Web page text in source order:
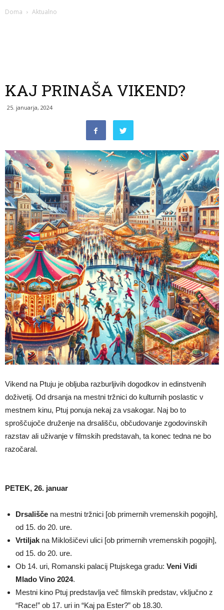
Doma Aktualno
KAJ PRINAŠA VIKEND?
25. januarja, 2024
Vikend na Ptuju je obljuba razburljivih dogodkov in edinstvenih
doživetij. Od drsanja na mestni tržnici do kulturnih poslastic v
mestnem kinu, Ptuj ponuja nekaj za vsakogar. Naj bo to
sproščujoče druženje na drsališču, občudovanje zgodovinskih
razstav ali uživanje v filmskih predstavah, ta konec tedna ne bo
razočaral.
PETEK, 26. januar
Drsališče na mestni tržnici [ob primernih vremenskih pogojih],
od 15. do 20. ure.
Vrtiljak na Miklošičevi ulici [ob primernih vremenskih pogojih],
od 15. do 20. ure.
Ob 14. uri, Romanski palacij Ptujskega gradu: Veni Vidi
Mlado Vino 2024.
Mestni kino Ptuj predstavlja več filmskih predstav, vključno z
“Race!” ob 17. uri in “Kaj pa Ester?” ob 18.30.